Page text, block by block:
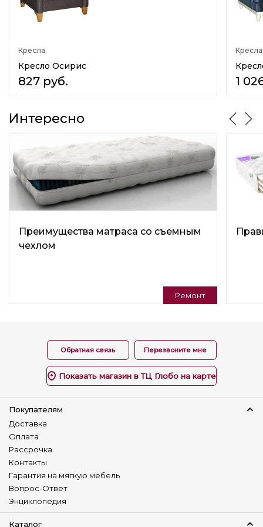
Подлокотники
Наполнитель спинки
Эластичный пенополиуретан
Наполнитель
Материал изготовления каркаса
Фанера
Двп
Материал обивки
Шенилл
Флок
Тип кресла
Регулируемая спинка
Изготовление в коже
Нет
Нет
Наличие столика
Нет
Детский диван
Нет
Кресла
Кресло Осирис
827 руб.
Кресла
1
Интересно
Преимущества матраса со съемным
чехлом
Ремонт
Обратная связь Перезвоните мне
Показать магазин в ТЦ Глобо на карте
Покупателям
Доставка
Оплата
Рассрочка
Контакты
Гарантия на мягкую мебель
Вопрос-Ответ
Энциклопедия
Каталог